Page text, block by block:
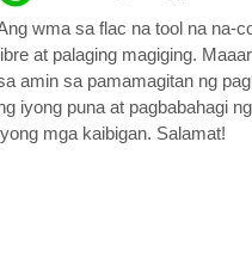
wma sa flac na tool na na-
at palaging magiging.
amin sa pamamagitan ng
iyong puna at pagbabahagi
mga kaibigan. Salamat!